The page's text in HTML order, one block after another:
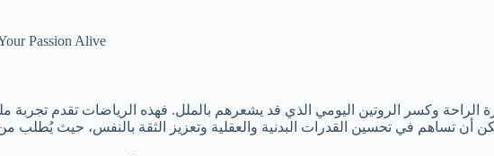
Passion Alive
الراحة وكسر الروتين اليومي الذي قد يشعرهم بالملل. فهذه الرياضات تقدم تجربة